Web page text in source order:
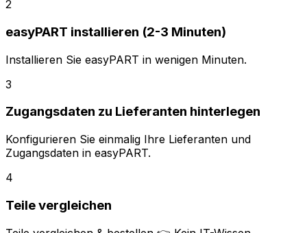
2
easyPART installieren (2-3 Minuten)
Installieren Sie easyPART in wenigen Minuten.
3
Zugangsdaten zu Lieferanten hinterlegen
Konfigurieren Sie einmalig Ihre Lieferanten und
Zugangsdaten in easyPART.
4
Teile vergleichen